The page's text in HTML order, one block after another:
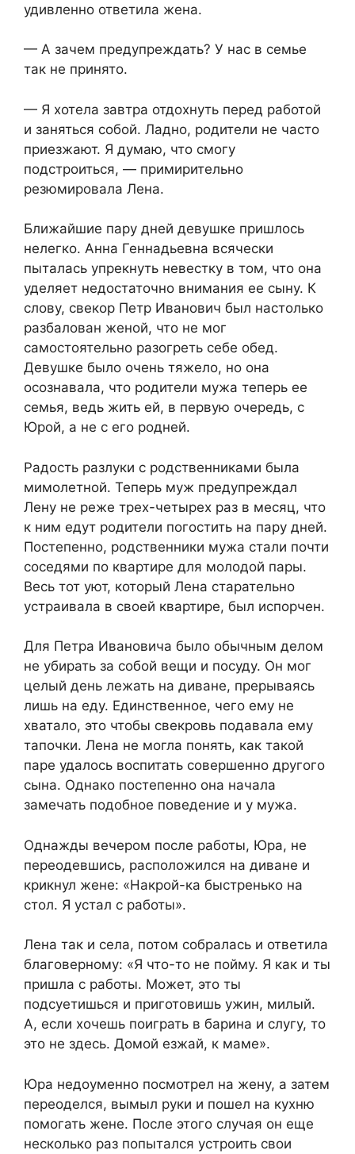
удивленно ответила жена.
— А зачем предупреждать? У нас в семье
так не принято.
— Я хотела завтра отдохнуть перед работой
и заняться собой. Ладно, родители не часто
приезжают. Я думаю, что смогу
подстроиться, — примирительно
резюмировала Лена.
Ближайшие пару дней девушке пришлось
нелегко. Анна Геннадьевна всячески
пыталась упрекнуть невестку в том, что она
уделяет недостаточно внимания ее сыну. К
слову, свекор Петр Иванович был настолько
разбалован женой, что не мог
самостоятельно разогреть себе обед.
Девушке было очень тяжело, но она
осознавала, что родители мужа теперь ее
семья, ведь жить ей, в первую очередь, с
Юрой, а не с его родней.
Радость разлуки с родственниками была
мимолетной. Теперь муж предупреждал
Лену не реже трех-четырех раз в месяц, что
к ним едут родители погостить на пару дней.
Постепенно, родственники мужа стали почти
соседями по квартире для молодой пары.
Весь тот уют, который Лена старательно
устраивала в своей квартире, был испорчен.
Для Петра Ивановича было обычным делом
не убирать за собой вещи и посуду. Он мог
целый день лежать на диване, прерываясь
лишь на еду. Единственное, чего ему не
хватало, это чтобы свекровь подавала ему
тапочки. Лена не могла понять, как такой
паре удалось воспитать совершенно другого
сына. Однако постепенно она начала
замечать подобное поведение и у мужа.
Однажды вечером после работы, Юра, не
переодевшись, расположился на диване и
крикнул жене: «Накрой-ка быстренько на
стол. Я устал с работы».
Лена так и села, потом собралась и ответила
благоверному: «Я что-то не пойму. Я как и ты
пришла с работы. Может, это ты
подсуетишься и приготовишь ужин, милый.
А, если хочешь поиграть в барина и слугу, то
это не здесь. Домой езжай, к маме».
Юра недоуменно посмотрел на жену, а затем
переоделся, вымыл руки и пошел на кухню
помогать жене. После этого случая он еще
несколько раз попытался устроить свои